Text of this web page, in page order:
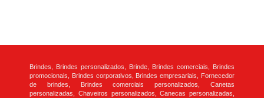
Brindes, Brindes personalizados, Brinde, Brindes comerciais, Brindes
promocionais, Brindes corporativos, Brindes empresariais, Fornecedor
de brindes, Brindes comerciais personalizados, Canetas
personalizadas, Chaveiros personalizados, Canecas personalizadas,